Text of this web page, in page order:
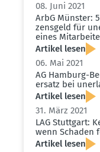
08. Juni 2021
ArbG Münster:
zensgeld für
eines
Artikel lesen
06. Mai 2021
AG Hamburg-
ersatz bei
Artikel lesen
31. März 2021
LAG Stuttgart:
wenn Schaden
Artikel lesen